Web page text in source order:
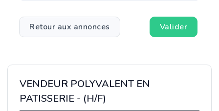
Retour aux annonces Valider
VENDEUR POLYVALENT EN
PATISSERIE - (H/F)